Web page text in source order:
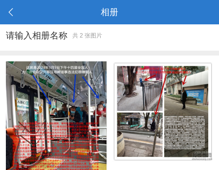
相册
请输入相册名称 共 2 张图片